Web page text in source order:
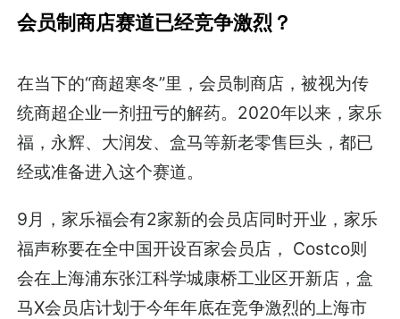
会员制商店赛道已经竞争激烈？
在当下的“商超寒冬”里，会员制商店，被视为传
统商超企业一剂扭亏的解药。2020年以来，家乐
福，永辉、大润发、盒马等新老零售巨头，都已
经或准备进入这个赛道。
9月，家乐福会有2家新的会员店同时开业，家乐
福声称要在全中国开设百家会员店， Costco则
会在上海浦东张江科学城康桥工业区开新店，盒
马X会员店计划于今年年底在竞争激烈的上海市